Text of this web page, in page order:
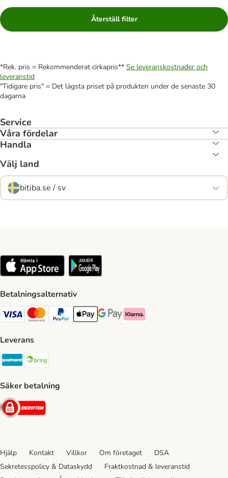
Återställ filter
*Rek. pris = Rekommenderat cirkapris** Se leveranskostnader och
leveranstid
"Tidigare pris" = Det lägsta priset på produkten under de senaste 30
dagarna
Service
Våra fördelar
Handla
Välj land
bitiba.se / sv
Betalningsalternativ
VISA Payment Method
Mastercard Payment Method
Paypal Payment Method
Apple Pay Payment Method
Google Pay Payment Method
Klarna Payment Method
Leverans
Postnord Shipping Method
Säker betalning
Security
Hjälp Kontakt Villkor Om företaget
DSA
Sekretesspolicy & Dataskydd
Fraktkostnad & leveranstid